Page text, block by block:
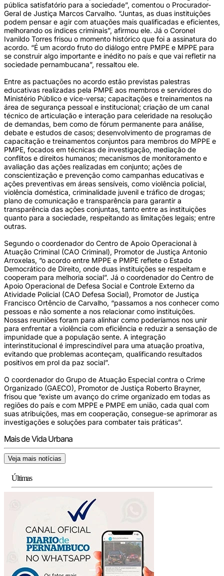
pública satisfatório para a sociedade”, comentou o Procurador-
Geral de Justiça Marcos Carvalho. “Juntas, as duas instituições
podem pensar e agir com atuações mais qualificadas e eficientes,
melhorando os índices criminais”, afirmou ele. Já o Coronel
Ivanildo Torres frisou o momento histórico que foi a assinatura do
acordo. “É um acordo fruto do diálogo entre PMPE e MPPE para
se construir algo importante e inédito no país e que vai refletir na
sociedade pernambucana”, ressaltou ele.
Entre as pactuações no acordo estão previstas palestras
educativas realizadas pela PMPE aos membros e servidores do
Ministério Público e vice-versa; capacitações e treinamentos na
área de segurança pessoal e institucional; criação de um canal
técnico de articulação e interação para celeridade na resolução
de demandas, bem como de fórum permanente para análise,
debate e estudos de casos; desenvolvimento de programas de
capacitação e treinamentos conjuntos para membros do MPPE e
PMPE, focados em técnicas de investigação, mediação de
conflitos e direitos humanos; mecanismos de monitoramento e
avaliação das ações realizadas em conjunto; ações de
conscientização e prevenção como campanhas educativas e
ações preventivas em áreas sensíveis, como violência policial,
violência doméstica, criminalidade juvenil e tráfico de drogas;
plano de comunicação e transparência para garantir a
transparência das ações conjuntas, tanto entre as instituições
quanto para a sociedade, respeitando as limitações legais; entre
outras.
Segundo o coordenador do Centro de Apoio Operacional à
Atuação Criminal (CAO Criminal), Promotor de Justiça Antonio
Arroxelas, “o acordo entre MPPE e PMPE reflete o Estado
Democrático de Direito, onde duas instituições se respeitam e
cooperam para melhoria social”. Já o coordenador do Centro de
Apoio Operacional de Defesa Social e Controle Externo da
Atividade Policial (CAO Defesa Social), Promotor de Justiça
Francisco Ortêncio de Carvalho, “passamos a nos conhecer como
pessoas e não somente a nos relacionar como instituições.
Nossas reuniões foram para alinhar como poderíamos nos unir
para enfrentar a violência com eficiência e reduzir a sensação de
impunidade que a população sente. A integração
interinstitucional é imprescindível para uma atuação proativa,
evitando que problemas aconteçam, qualificando resultados
positivos em prol da paz social”.
O coordenador do Grupo de Atuação Especial contra o Crime
Organizado (GAECO), Promotor de Justiça Roberto Brayner,
frisou que “existe um avanço do crime organizado em todas as
regiões do país e com MPPE e PMPE em união, cada qual com
suas atribuições, mas em cooperação, consegue-se aprimorar as
investigações e soluções para combater tais práticas”.
Mais de Vida Urbana
Veja mais notícias
Últimas